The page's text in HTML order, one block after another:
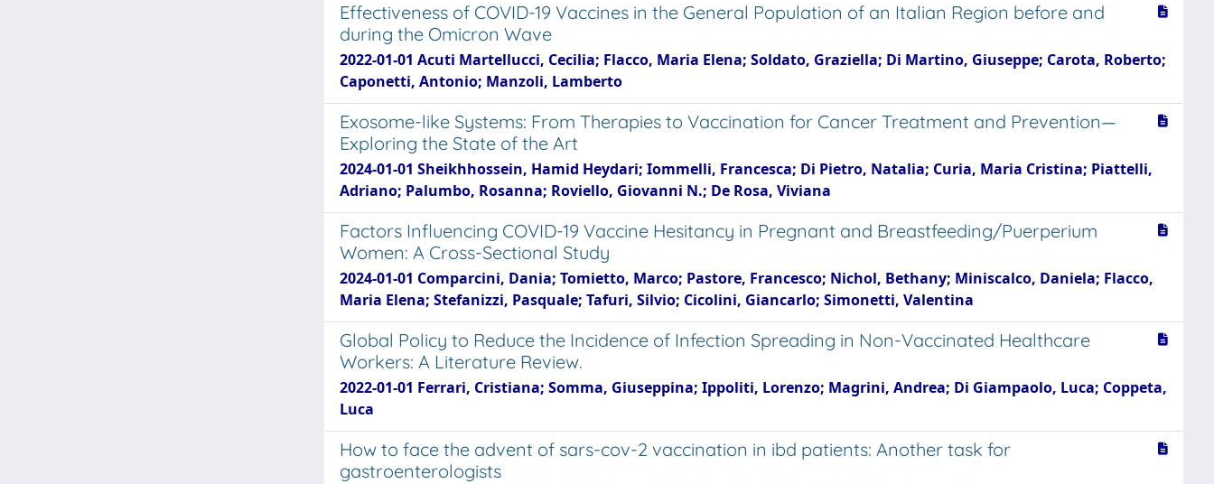
Effectiveness of COVID-19 Vaccines in the General Population of an Italian Region before and
during the Omicron Wave
2022-01-01 Acuti Martellucci, Cecilia; Flacco, Maria Elena; Soldato, Graziella; Di Martino, Giuseppe; Carota, Roberto;
Caponetti, Antonio; Manzoli, Lamberto
Exosome-like Systems: From Therapies to Vaccination for Cancer Treatment and Prevention—
Exploring the State of the Art
2024-01-01 Sheikhhossein, Hamid Heydari; Iommelli, Francesca; Di Pietro, Natalia; Curia, Maria Cristina; Piattelli,
Adriano; Palumbo, Rosanna; Roviello, Giovanni N.; De Rosa, Viviana
Factors Influencing COVID-19 Vaccine Hesitancy in Pregnant and Breastfeeding/Puerperium
Women: A Cross-Sectional Study
2024-01-01 Comparcini, Dania; Tomietto, Marco; Pastore, Francesco; Nichol, Bethany; Miniscalco, Daniela; Flacco,
Maria Elena; Stefanizzi, Pasquale; Tafuri, Silvio; Cicolini, Giancarlo; Simonetti, Valentina
Global Policy to Reduce the Incidence of Infection Spreading in Non-Vaccinated Healthcare
Workers: A Literature Review.
2022-01-01 Ferrari, Cristiana; Somma, Giuseppina; Ippoliti, Lorenzo; Magrini, Andrea; Di Giampaolo, Luca; Coppeta,
Luca
How to face the advent of sars-cov-2 vaccination in ibd patients: Another task for
gastroenterologists